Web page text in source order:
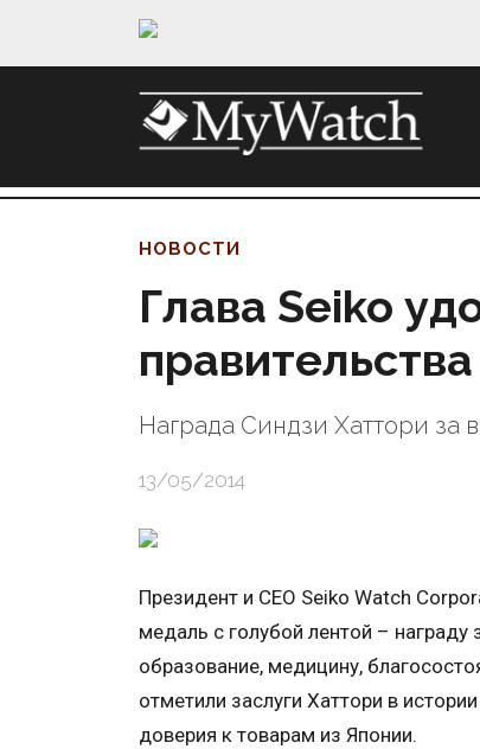
НОВОСТИ
Глава Seiko
правительства
Награда Синдзи Хаттори за
13/05/2014
Президент и CEO Seiko Watch
медаль с голубой лентой –
образование, медицину,
отметили заслуги Хаттори в
доверия к товарам из Японии.